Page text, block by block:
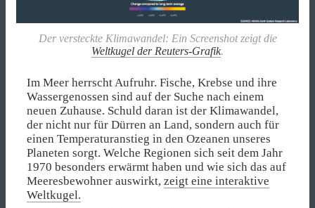
Der versteckte Klimawandel: Ein Screenshot zeigt die
Weltkugel der Reuters-Grafik.
Im Meer herrscht Aufruhr. Fische, Krebse und ihre
Wassergenossen sind auf der Suche nach einem
neuen Zuhause. Schuld daran ist der Klimawandel,
der nicht nur für Dürren an Land, sondern auch für
einen Temperaturanstieg in den Ozeanen unseres
Planeten sorgt. Welche Regionen sich seit dem Jahr
1970 besonders erwärmt haben und wie sich das auf
Meeresbewohner auswirkt, zeigt eine interaktive
Weltkugel.